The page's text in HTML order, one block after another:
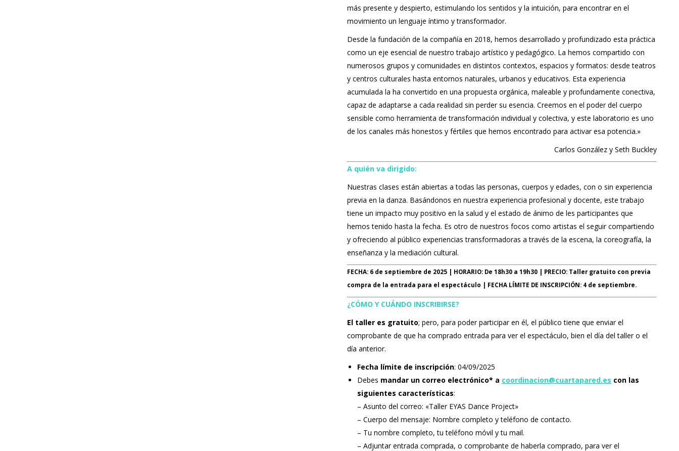
más presente y despierto, estimulando los sentidos y la intuición, para encontrar en el
movimiento un lenguaje íntimo y transformador.
Desde la fundación de la compañía en 2018, hemos desarrollado y profundizado esta práctica
como un eje esencial de nuestro trabajo artístico y pedagógico. La hemos compartido con
numerosos grupos y comunidades en distintos contextos, espacios y formatos: desde teatros
y centros culturales hasta entornos naturales, urbanos y educativos. Esta experiencia
acumulada la ha convertido en una propuesta orgánica, maleable y profundamente conectiva,
capaz de adaptarse a cada realidad sin perder su esencia. Creemos en el poder del cuerpo
sensible como herramienta de transformación individual y colectiva, y este laboratorio es uno
de los canales más honestos y fértiles que hemos encontrado para activar esa potencia.»
Carlos González y Seth Buckley
A quién va dirigido:
Nuestras clases están abiertas a todas las personas, cuerpos y edades, con o sin experiencia
previa en la danza. Basándonos en nuestra experiencia profesional y docente, este trabajo
tiene un impacto muy positivo en la salud y el estado de ánimo de les participantes que
hemos tenido hasta la fecha. Es otro de nuestros focos como artistas el seguir compartiendo
y ofreciendo al público experiencias transformadoras a través de la escena, la coreografía, la
enseñanza y la mediación cultural.
FECHA: 6 de septiembre de 2025 | HORARIO: De 18h30 a 19h30 | PRECIO: Taller gratuito con previa
compra de la entrada para el espectáculo | FECHA LÍMITE DE INSCRIPCIÓN: 4 de septiembre.
¿CÓMO Y CUÁNDO INSCRIBIRSE?
El taller es gratuito; pero, para poder participar en él, el público tiene que enviar el
comprobante de que ha comprado entrada para ver el espectáculo, bien el día del taller o el
día anterior.
Fecha límite de inscripción: 04/09/2025
Debes mandar un correo electrónico* a coordinacion@cuartapared.es con las
siguientes características:
– Asunto del correo: «Taller EYAS Dance Project»
– Cuerpo del mensaje: Nombre completo y teléfono de contacto.
– Tu nombre completo, tu teléfono móvil y tu mail.
– Adjuntar entrada comprada, o comprobante de haberla comprado, para ver el